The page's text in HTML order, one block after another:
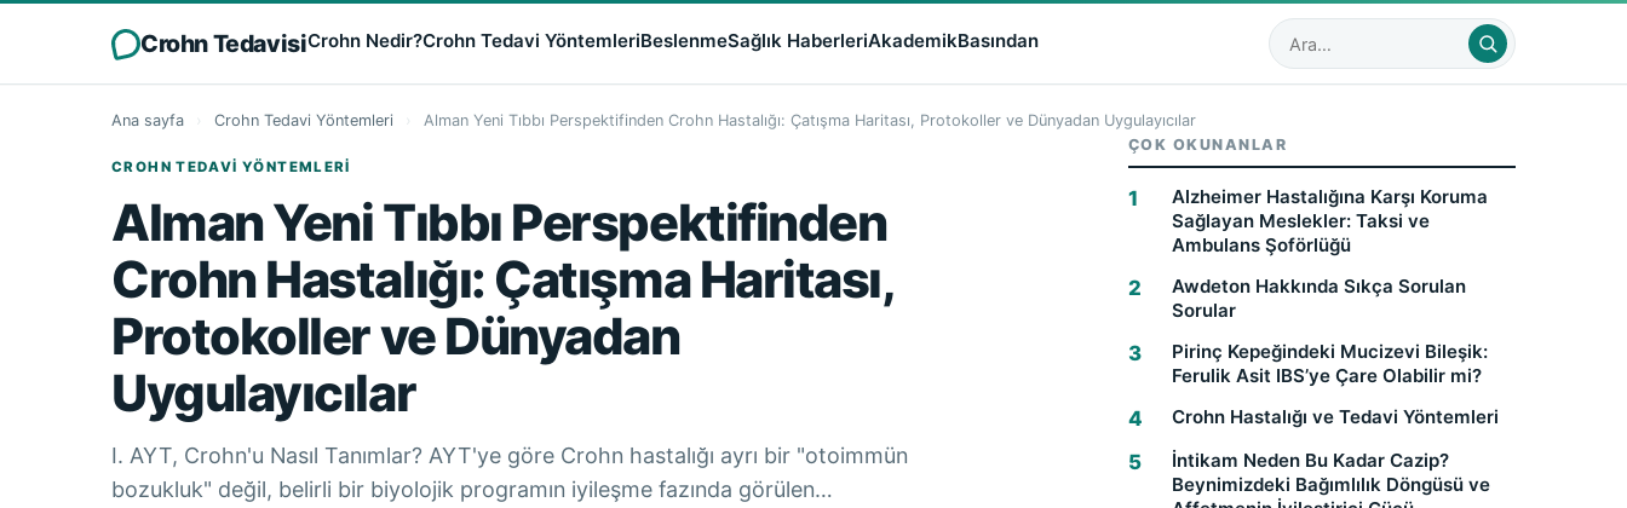
Crohn TedavisiCrohn Nedir?Crohn Tedavi YöntemleriBeslenmeSağlık HaberleriAkademikBasından
Sitede ara
Ana sayfa › Crohn Tedavi Yöntemleri › Alman Yeni Tıbbı Perspektifinden Crohn Hastalığı: Çatışma Haritası, Protokoller ve Dünyadan Uygulayıcılar
CROHN TEDAVI YÖNTEMLERI
Alman Yeni Tıbbı Perspektifinden
Crohn Hastalığı: Çatışma Haritası,
Protokoller ve Dünyadan
Uygulayıcılar
I. AYT, Crohn'u Nasıl Tanımlar? AYT'ye göre Crohn hastalığı ayrı bir "otoimmün
bozukluk" değil, belirli bir biyolojik programın iyileşme fazında görülen…
ÇOK OKUNANLAR
Alzheimer Hastalığına Karşı Koruma
Sağlayan Meslekler: Taksi ve
Ambulans Şoförlüğü
Awdeton Hakkında Sıkça Sorulan
Sorular
Pirinç Kepeğindeki Mucizevi Bileşik:
Ferulik Asit IBS’ye Çare Olabilir mi?
Crohn Hastalığı ve Tedavi Yöntemleri
İntikam Neden Bu Kadar Cazip?
Beynimizdeki Bağımlılık Döngüsü ve